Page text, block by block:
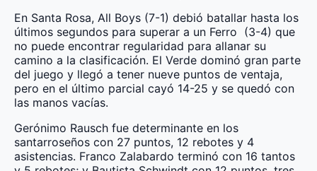
En Santa Rosa, All Boys (7-1) debió batallar hasta los
últimos segundos para superar a un Ferro (3-4) que
no puede encontrar regularidad para allanar su
camino a la clasificación. El Verde dominó gran parte
del juego y llegó a tener nueve puntos de ventaja,
pero en el último parcial cayó 14-25 y se quedó con
las manos vacías.
Gerónimo Rausch fue determinante en los
santarroseños con 27 puntos, 12 rebotes y 4
asistencias. Franco Zalabardo terminó con 16 tantos